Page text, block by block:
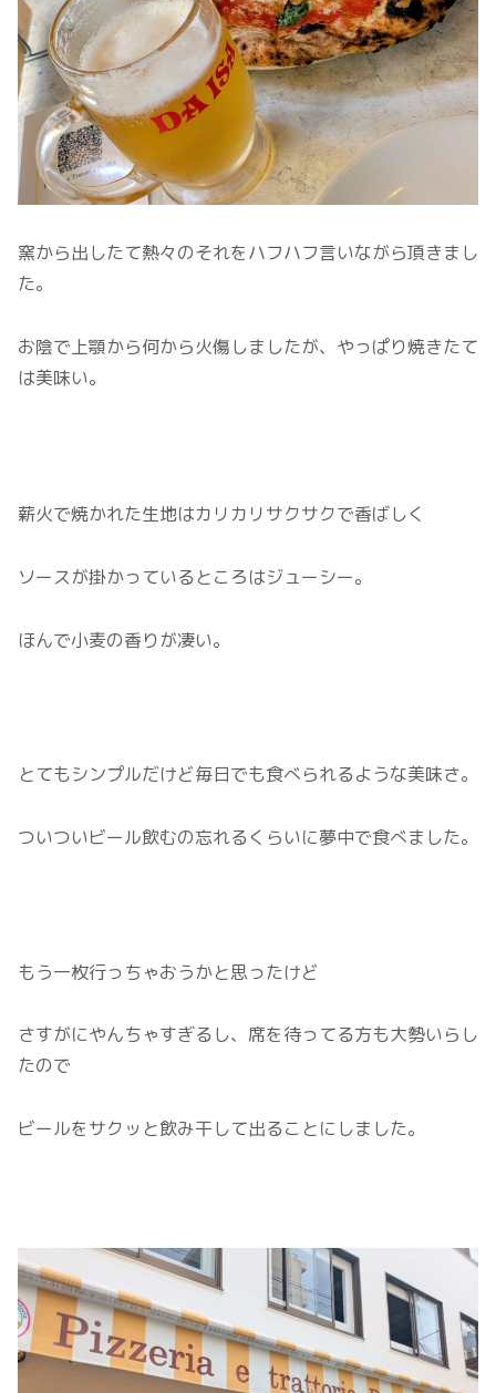
窯から出したて熱々のそれをハフハフ言いながら頂きまし
た。
お陰で上顎から何から火傷しましたが、やっぱり焼きたて
は美味い。
薪火で焼かれた生地はカリカリサクサクで香ばしく
ソースが掛かっているところはジューシー。
ほんで小麦の香りが凄い。
とてもシンプルだけど毎日でも食べられるような美味さ。
ついついビール飲むの忘れるくらいに夢中で食べました。
もう一枚行っちゃおうかと思ったけど
さすがにやんちゃすぎるし、席を待ってる方も大勢いらし
たので
ビールをサクッと飲み干して出ることにしました。